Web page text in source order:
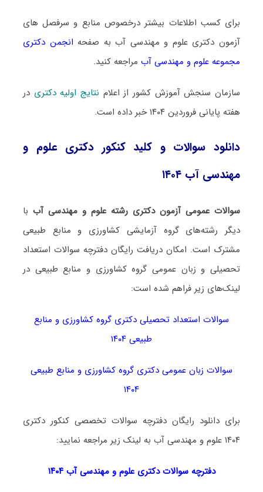
برای کسب اطلاعات بیشتر درخصوص منابع و سرفصل های
آزمون دکتری علوم و مهندسی آب به صفحه انجمن دکتری
مجموعه علوم و مهندسی آبمراجعه کنید.
سازمان سنجش آموزش کشور از اعلام نتایج اولیه دکتری در
هفته پایانی فروردین ۱۴۰۴ خبر داده است.
دانلود سوالات و کلید کنکور دکتری علوم و
مهندسی آب ۱۴۰۴
سوالات عمومی آزمون دکتری رشته علوم و مهندسی آب با
دیگر رشته‌های گروه آزمایشی کشاورزی و منابع طبیعی
مشترک است. امکان دریافت رایگان دفترچه سوالات استعداد
تحصیلی و زبان عمومی گروه کشاورزی و منابع طبیعی در
لینک‌های زیر فراهم شده است:
سوالات استعداد تحصیلی دکتری گروه کشاورزی و منابع
طبیعی ۱۴۰۴
سوالات زبان عمومی دکتری گروه کشاورزی و منابع طبیعی
۱۴۰۴
برای دانلود رایگان دفترچه سوالات تخصصی کنکور دکتری
۱۴۰۴ علوم و مهندسی آب به لینک زیر مراجعه نمایید:
دفترچه سوالات دکتریعلوم و مهندسی آب ۱۴۰۴